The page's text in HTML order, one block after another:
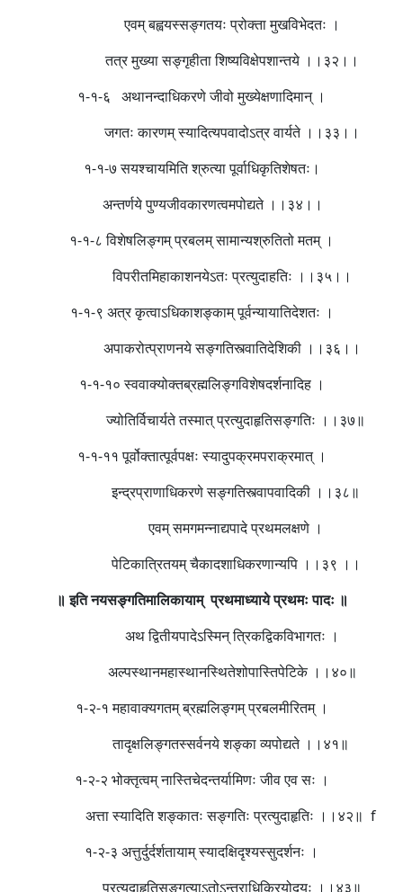
एवम् बह्वयस्सङ्गतयः प्रोक्ता मुखविभेदतः ।
तत्र मुख्या सङ्गृहीता शिष्यविक्षेपशान्तये ।।३२।।
१-१-६ अथानन्दाधिकरणे जीवो मुख्येक्षणादिमान् ।
जगतः कारणम् स्यादित्यपवादोऽत्र वार्यते ।।३३।।
१-१-७ सयश्चायमिति श्रुत्या पूर्वाधिकृतिशेषतः।
अन्तर्णये पुण्यजीवकारणत्वमपोद्यते ।।३४।।
१-१-८ विशेषलिङ्गम् प्रबलम् सामान्यश्रुतितो मतम् ।
विपरीतमिहाकाशनयेऽतः प्रत्युदाहतिः ।।३५।।
१-१-९ अत्र कृत्वाऽधिकाशङ्काम् पूर्वन्यायातिदेशतः ।
अपाकरोत्प्राणनये सङ्गतिस्त्वातिदेशिकी ।।३६।।
१-१-१० स्ववाक्योक्तब्रह्मलिङ्गविशेषदर्शनादिह ।
ज्योतिर्विचार्यते तस्मात् प्रत्युदाहृतिसङ्गतिः ।।३७॥
१-१-११ पूर्वोक्तात्पूर्वपक्षः स्यादुपक्रमपराक्रमात् ।
इन्द्रप्राणाधिकरणे सङ्गतिस्त्वापवादिकी ।।३८॥
एवम् समगमन्नाद्यपादे प्रथमलक्षणे ।
पेटिकात्रितयम् चैकादशाधिकरणान्यपि ।।३९ ।।
॥ इति नयसङ्गतिमालिकायाम् प्रथमाध्याये प्रथमः पादः ॥
अथ द्वितीयपादेऽस्मिन् त्रिकद्विकविभागतः ।
अल्पस्थानमहास्थानस्थितेशोपास्तिपेटिके ।।४०॥
१-२-१ महावाक्यगतम् ब्रह्मलिङ्गम् प्रबलमीरितम् ।
तादृक्षलिङ्गतस्सर्वनये शङ्का व्यपोद्यते ।।४१॥
१-२-२ भोक्तृत्वम् नास्तिचेदन्तर्यामिणः जीव एव सः ।
अत्ता स्यादिति शङ्कातः सङ्गतिः प्रत्युदाहृतिः ।।४२॥ f
१-२-३ अत्तुर्दुर्दर्शतायाम् स्यादक्षिदृश्यस्सुदर्शनः ।
प्रत्युदाहृतिसङ्गत्याऽतोऽन्तराधिक्रियोदयः ।।४३॥